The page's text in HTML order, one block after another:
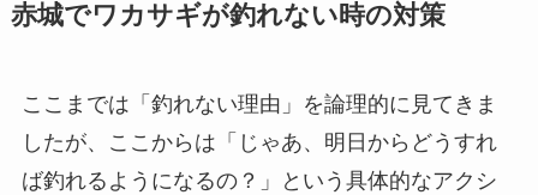
赤城でワカサギが釣れない時の対策
ここまでは「釣れない理由」を論理的に見てきま
したが、ここからは「じゃあ、明日からどうすれ
ば釣れるようになるの？」という具体的なアクシ